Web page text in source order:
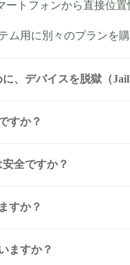
トフォンから直接位置
ム用に別々のプランを
、デバイスを脱獄（
すか？
全ですか？
すか？
ますか？